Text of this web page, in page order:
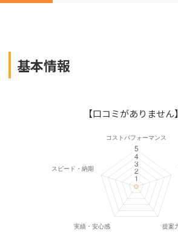
基本情報
【口コミがありません】